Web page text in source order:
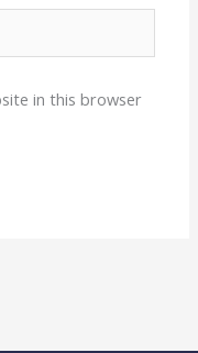
in this browser